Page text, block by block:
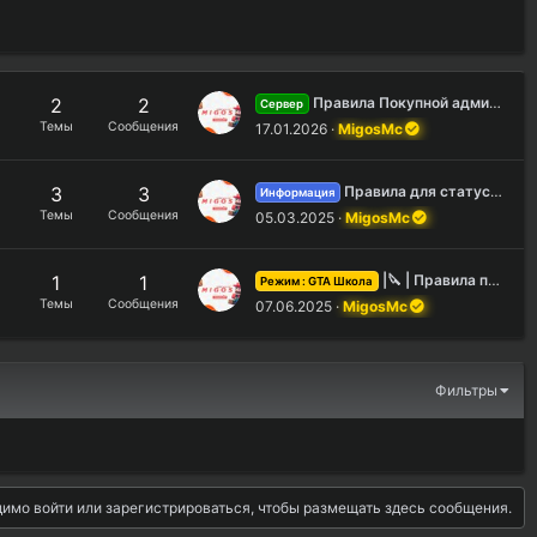
Темы
2
Сообщения
2 Сервер
Правила Покупной администрации (П.А)
17.01.2026 MigosMc
Темы
3
Сообщения
3 Информация
Правила для статуса <Ютубер> сервера
05.03.2025 MigosMc
Темы
1
Сообщения
1 Режим : GTA Школа
|🔪 | Правила проведения ИМ "Судная ночь"
07.06.2025 MigosMc
Фильтры
войти или зарегистрироваться, чтобы размещать здесь сообщения.